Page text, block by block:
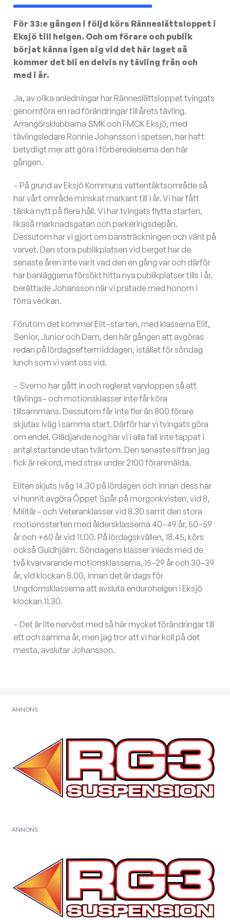
För 33:e gången i följd körs Ränneslättsloppet i
Eksjö till helgen. Och om förare och publik
börjat känna igen sig vid det här laget så
kommer det bli en delvis ny tävling från och
med i år.
Ja, av olika anledningar har Ränneslättsloppet tvingats
genomföra en rad förändringar till årets tävling.
Arrangörsklubbarna SMK och FMCK Eksjö, med
tävlingsledare Ronnie Johansson i spetsen, har haft
betydligt mer att göra i förberedelserna den här
gången.
– På grund av Eksjö Kommuns vattentäktsområde så
har vårt område minskat markant till i år. Vi har fått
tänka nytt på flera håll. Vi har tvingats flytta starten,
likaså marknadsgatan och parkeringsdepån.
Dessutom har vi gjort om bansträckningen och vänt på
varvet. Den stora publikplatsen vid berget har de
senaste åren inte varit vad den en gång var och därför
har banläggarna försökt hitta nya publikplatser tills i år,
berättade Johansson när vi pratade med honom i
förra veckan.
Förutom det kommer Elit–starten, med klasserna Elit,
Senior, Junior och Dam, den här gången att avgöras
redan på lördagseftermiddagen, istället för söndag
lunch som vi vant oss vid.
– Svemo har gått in och reglerat varvloppen så att
tävlings– och motionsklasser inte får köra
tillsammans. Dessutom får inte fler än 800 förare
skjutas iväg i samma start. Därför har vi tvingats göra
om endel. Glädjande nog har vi i alla fall inte tappat i
antal startande utan tvärtom. Den senaste siffran jag
fick är rekord, med strax under 2100 föranmälda.
Eliten skjuts iväg 14.30 på lördagen och innan dess har
vi hunnit avgöra Öppet Spår på morgonkvisten, vid 8,
Militär– och Veteranklasser vid 8.30 samt den stora
motionsstarten med åldersklasserna 40–49 år, 50–59
år och +60 år vid 11.00. På lördagskvällen, 18.45, körs
också Guldhjälm. Söndagens klasser inleds med de
två kvarvarande motionsklasserna, 15–29 år och 30–39
år, vid klockan 8.00, innan det är dags för
Ungdomsklasserna att avsluta endurohelgen i Eksjö
klockan 11.30.
– Det är lite nervöst med så här mycket förändringar till
ett och samma år, men jag tror att vi har koll på det
mesta, avslutar Johansson.
ANNONS:
ANNONS: